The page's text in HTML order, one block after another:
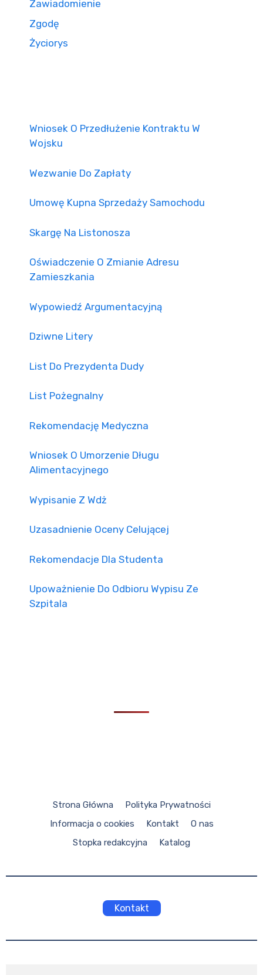
Zawiadomienie
Zgodę
Życiorys
Wniosek O Przedłużenie Kontraktu W
Wojsku
Wezwanie Do Zapłaty
Umowę Kupna Sprzedaży Samochodu
Skargę Na Listonosza
Oświadczenie O Zmianie Adresu
Zamieszkania
Wypowiedź Argumentacyjną
Dziwne Litery
List Do Prezydenta Dudy
List Pożegnalny
Rekomendację Medyczna
Wniosek O Umorzenie Długu
Alimentacyjnego
Wypisanie Z Wdż
Uzasadnienie Oceny Celującej
Rekomendacje Dla Studenta
Upoważnienie Do Odbioru Wypisu Ze
Szpitala
Strona Główna
Polityka Prywatności
Informacja o cookies
Kontakt
O nas
Stopka redakcyjna
Katalog
Kontakt